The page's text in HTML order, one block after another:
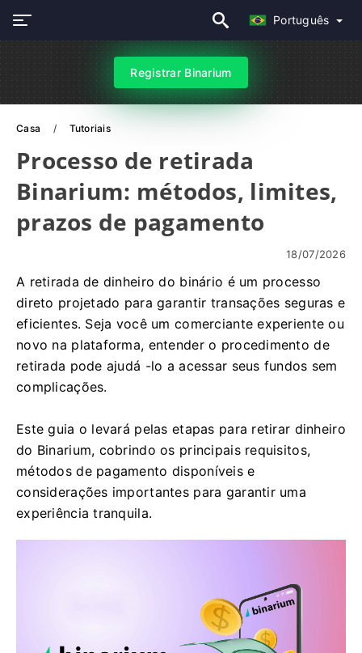
Português
Registrar Binarium
Casa Tutoriais
Processo de retirada
Binarium: métodos, limites,
prazos de pagamento
18/07/2026
A retirada de dinheiro do binário é um processo
direto projetado para garantir transações seguras e
eficientes. Seja você um comerciante experiente ou
novo na plataforma, entender o procedimento de
retirada pode ajudá -lo a acessar seus fundos sem
complicações.
Este guia o levará pelas etapas para retirar dinheiro
do Binarium, cobrindo os principais requisitos,
métodos de pagamento disponíveis e
considerações importantes para garantir uma
experiência tranquila.